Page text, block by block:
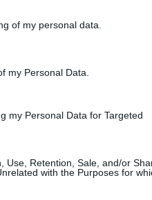
of my personal data.
my Personal Data.
my Personal Data for Targeted
Use, Retention, Sale, and/or
with the Purposes for